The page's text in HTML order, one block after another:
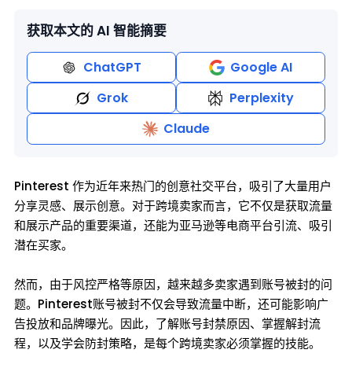
获取本文的 AI 智能摘要
ChatGPT
Google AI
Grok
Perplexity
Claude
Pinterest 作为近年来热门的创意社交平台，吸引了大量用户
分享灵感、展示创意。对于跨境卖家而言，它不仅是获取流量
和展示产品的重要渠道，还能为亚马逊等电商平台引流、吸引
潜在买家。
然而，由于风控严格等原因，越来越多卖家遇到账号被封的问
题。Pinterest账号被封不仅会导致流量中断，还可能影响广
告投放和品牌曝光。因此，了解账号封禁原因、掌握解封流
程，以及学会防封策略，是每个跨境卖家必须掌握的技能。